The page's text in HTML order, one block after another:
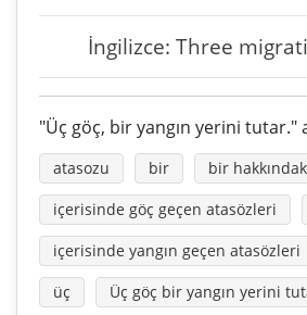
İngilizce: Three
"Üç göç, bir yangın yerini tutar."
atasozu bir bir
içerisinde göç geçen atasözleri
içerisinde yangın geçen atasözleri
üç
Üç göç bir yangın yerini